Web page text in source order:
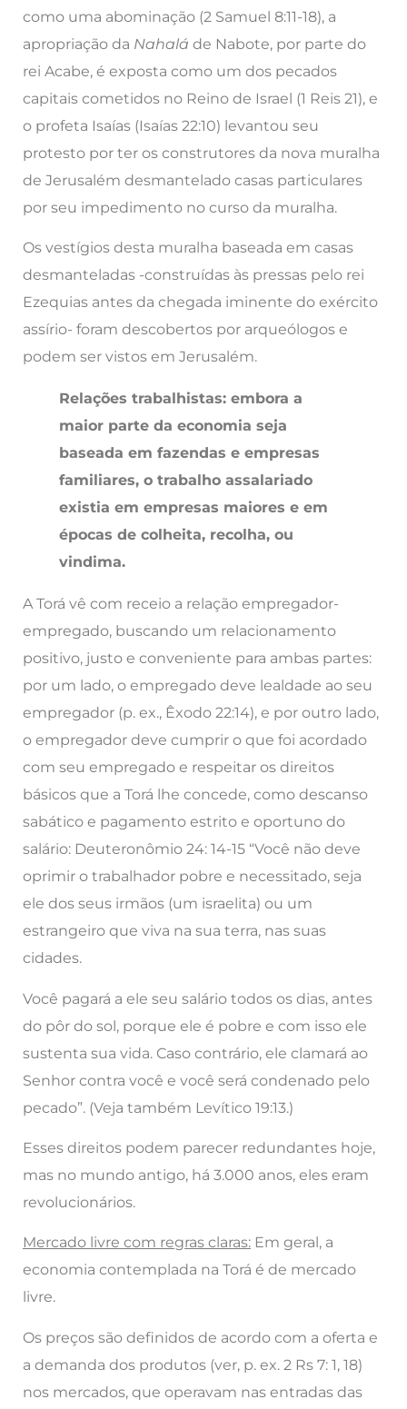
como uma abominação (2 Samuel 8:11-18), a
apropriação da Nahalá de Nabote, por parte do
rei Acabe, é exposta como um dos pecados
capitais cometidos no Reino de Israel (1 Reis 21), e
o profeta Isaías (Isaías 22:10) levantou seu
protesto por ter os construtores da nova muralha
de Jerusalém desmantelado casas particulares
por seu impedimento no curso da muralha.
Os vestígios desta muralha baseada em casas
desmanteladas -construídas às pressas pelo rei
Ezequias antes da chegada iminente do exército
assírio- foram descobertos por arqueólogos e
podem ser vistos em Jerusalém.
Relações trabalhistas: embora a
maior parte da economia seja
baseada em fazendas e empresas
familiares, o trabalho assalariado
existia em empresas maiores e em
épocas de colheita, recolha, ou
vindima.
A Torá vê com receio a relação empregador-
empregado, buscando um relacionamento
positivo, justo e conveniente para ambas partes:
por um lado, o empregado deve lealdade ao seu
empregador (p. ex., Êxodo 22:14), e por outro lado,
o empregador deve cumprir o que foi acordado
com seu empregado e respeitar os direitos
básicos que a Torá lhe concede, como descanso
sabático e pagamento estrito e oportuno do
salário: Deuteronômio 24: 14-15 “Você não deve
oprimir o trabalhador pobre e necessitado, seja
ele dos seus irmãos (um israelita) ou um
estrangeiro que viva na sua terra, nas suas
cidades.
Você pagará a ele seu salário todos os dias, antes
do pôr do sol, porque ele é pobre e com isso ele
sustenta sua vida. Caso contrário, ele clamará ao
Senhor contra você e você será condenado pelo
pecado”. (Veja também Levítico 19:13.)
Esses direitos podem parecer redundantes hoje,
mas no mundo antigo, há 3.000 anos, eles eram
revolucionários.
Mercado livre com regras claras: Em geral, a
economia contemplada na Torá é de mercado
livre.
Os preços são definidos de acordo com a oferta e
a demanda dos produtos (ver, p. ex. 2 Rs 7: 1, 18)
nos mercados, que operavam nas entradas das